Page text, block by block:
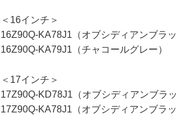
＜16インチ＞
16Z90Q-KA78J1（オブシディアンブラ
16Z90Q-KA79J1（チャコールグレー）
＜17インチ＞
17Z90Q-KD78J1（オブシディアンブ
17Z90Q-KA78J1（オブシディアンブラ